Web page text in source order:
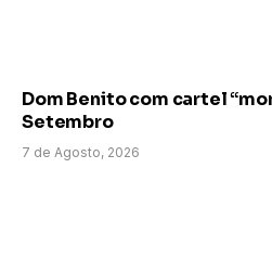
Dom Benito com cartel
Setembro
7 de Agosto, 2026